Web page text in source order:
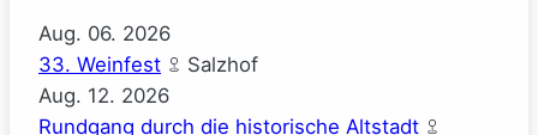
Aug. 06. 2026
33. Weinfest
Salzhof
Aug. 12. 2026
Rundgang durch die historische Altstadt